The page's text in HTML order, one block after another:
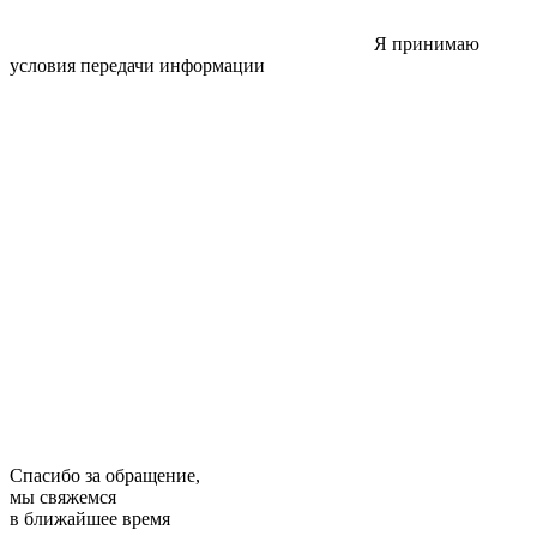
Я принимаю
условия передачи информации
Спасибо за обращение,
мы свяжемся
в ближайшее время